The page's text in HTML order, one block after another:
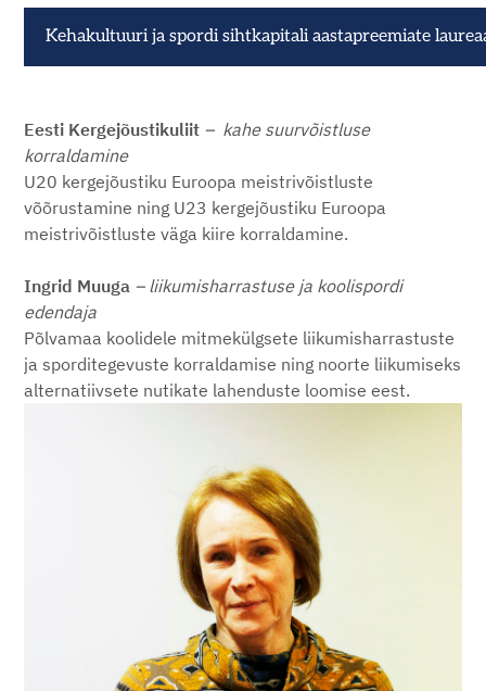
Kehakultuuri ja spordi sihtkapitali aastapreemiate
Eesti Kergejõustikuliit – kahe suurvõistluse
korraldamine
U20 kergejõustiku Euroopa meistrivõistluste
võõrustamine ning U23 kergejõustiku Euroopa
meistrivõistluste väga kiire korraldamine.
Ingrid Muuga – liikumisharrastuse ja koolispordi
edendaja
Põlvamaa koolidele mitmekülgsete liikumisharrastuste
ja sporditegevuste korraldamise ning noorte liikumiseks
alternatiivsete nutikate lahenduste loomise eest.